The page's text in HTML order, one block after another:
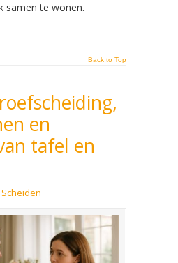
samen te wonen.
Back to Top
en
tafel en
Scheiden